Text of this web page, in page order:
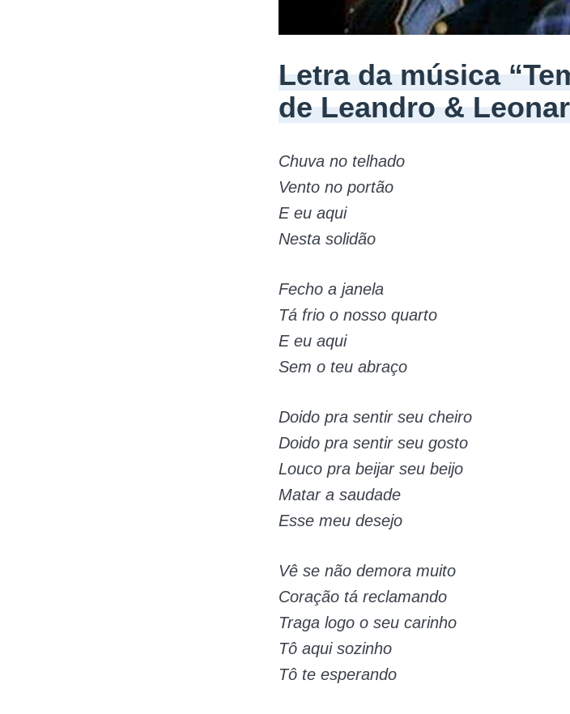
Letra da música
de Leandro &
Chuva no telhado
Vento no portão
E eu aqui
Nesta solidão
Fecho a janela
Tá frio o nosso quarto
E eu aqui
Sem o teu abraço
Doido pra sentir seu cheiro
Doido pra sentir seu gosto
Louco pra beijar seu beijo
Matar a saudade
Esse meu desejo
Vê se não demora muito
Coração tá reclamando
Traga logo o seu carinho
Tô aqui sozinho
Tô te esperando